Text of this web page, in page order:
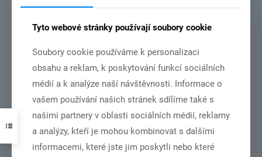
Číst více
31.10.2021
Tyto webové stránky používají soubory cookie
Soubory cookie používáme k personalizaci
obsahu a reklam, k poskytování funkcí sociálních
médií a k analýze naší návštěvnosti. Informace o
vašem používání našich stránek sdílíme také s
našimi partnery v oblasti sociálních médií, reklamy
a analýzy, kteří je mohou kombinovat s dalšími
informacemi, které jste jim poskytli nebo které